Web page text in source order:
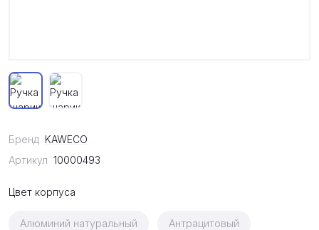
Бренд KAWECO
Артикул 10000493
Цвет корпуса
Алюминий натуральный Антрацитовый